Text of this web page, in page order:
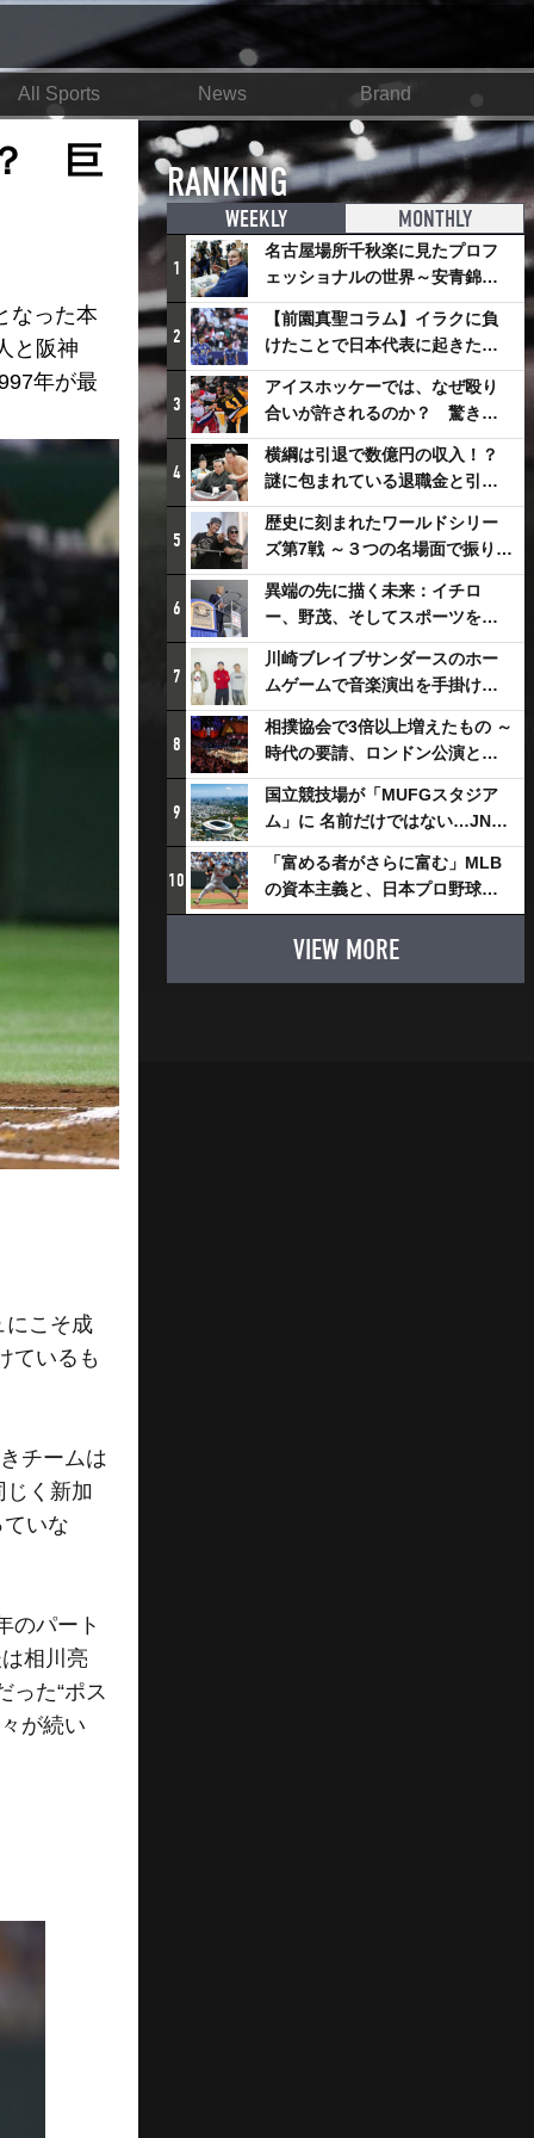
All Sports News Brand
？ 巨
なった本
と阪神
年が最
こそ成
ているも
チームは
じく新加
いな
のパート
相川亮
った“ポス
が続い
RANKING
WEEKLY MONTHLY
1
名古屋場所千秋楽に見たプロフ
ェッショナルの世界～安青錦の
優勝を巡るさまざまなドラマ
2
【前園真聖コラム】イラクに負
けたことで日本代表に起きたプ
ラスとは
3
アイスホッケーでは、なぜ殴り
合いが許されるのか？ 驚きの
「ファイティング」ルールにつ
いて
4
横綱は引退で数億円の収入！？
謎に包まれている退職金と引退
相撲興行
5
歴史に刻まれたワールドシリー
ズ第7戦 ～３つの名場面で振り返
る～
6
異端の先に描く未来：イチロ
ー、野茂、そしてスポーツを支
える科学界の挑戦
7
川崎ブレイブサンダースのホー
ムゲームで音楽演出を手掛ける
スチャダラパーが川崎新！アリ
ーナシティ・プロジェクトを語
る 「楽しみでしかないでしょ。
川崎は、ずっと成長曲線だか
ら」
8
相撲協会で3倍以上増えたもの ～
時代の要請、ロンドン公演と古
式大相撲
9
国立競技場が「MUFGスタジア
ム」に 名前だけではない…JNSE
とMUFGが“共創”し描く地域活
性化・社会価値創造の近未来図
とは
10
「富める者がさらに富む」MLB
の資本主義と、日本プロ野球が
踏み出せない一歩
VIEW MORE